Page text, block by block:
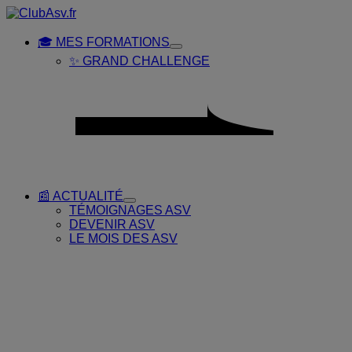
Placeholder
Skip
Content
Skip
Footer🎓 MES FORMATIONS
Toggle
Submenu
FORMATIONS
✨ GRAND CHALLENGE
📰 ACTUALITÉ
Toggle
Submenu
for
📰
TÉMOIGNAGES ASV
DEVENIR ASV
LE MOIS DES ASV